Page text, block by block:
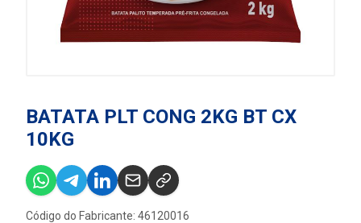
BATATA PLT CONG 2KG BT CX
10KG
Código do Fabricante: 46120016